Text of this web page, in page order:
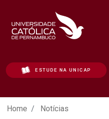
ESTUDE NA UNICAP
Notícias - Unicap
Home Notícias